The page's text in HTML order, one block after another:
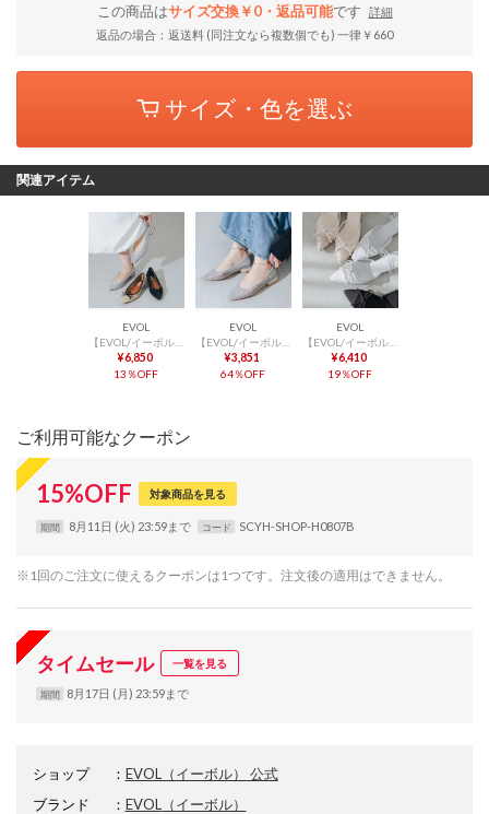
この商品はサイズ交換￥0・返品可能です
詳細
返品の場合：返送料 (同注文なら複数個でも) 一律￥660
サイズ・色を選ぶ
関連アイテム
EVOL
【EVOL/イーボル】 【ふかふか・軽量】ポインテッド2cmバレエシューズ JA5973 （シルバー）
¥6,850
13％OFF
EVOL
【EVOL/イーボル】 【柔らかい・クッション入り】2WAYソフトギャザーチュールフラットパンプス JA5999 （シルバー）
¥3,851
64％OFF
EVOL
【EVOL/イーボル】【軽量・柔らかい】2way チュールバレエミュール IY5616 (シルバーコンビ)
¥6,410
19％OFF
ご利用可能なクーポン
15%OFF 対象商品を見る
期間 8月11日 (火) 23:59まで コード SCYH-SHOP-H0807B
※1回のご注文に使えるクーポンは1つです。注文後の適用はできません。
タイムセール 一覧を見る
期間 8月17日 (月) 23:59まで
ショップ ： EVOL（イーボル） 公式
ブランド
： EVOL
（イーボル）